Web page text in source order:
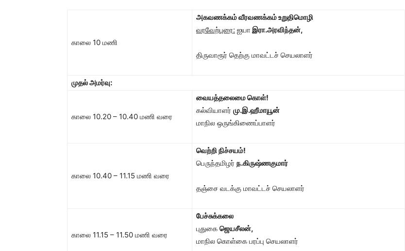
காலை 10 மணி
அகவணக்கம் வீரவணக்கம் உறுதிமொழி
வரவேற்புரை: ஐயா இரா.அரவிந்தன்,
திருவாரூர் தெற்கு மாவட்டச் செயலாளர்
முதல் அமர்வு:
காலை 10.20 – 10.40 மணி வரை
வையத்தலைமை கொள்!
கல்வியாளர் மு.இ.ஹீமாயூன்
மாநில ஒருங்கிணைப்பாளர்
காலை 10.40 – 11.15 மணி வரை
வெற்றி நிச்சயம்!
பெருந்தமிழர் ந.கிருஷ்ணகுமார்
தஞ்சை வடக்கு மாவட்டச் செயலாளர்
காலை 11.15 – 11.50 மணி வரை
பேச்சுக்கலை
புதுகை ஜெயசீலன்,
மாநில கொள்கை பரப்பு செயலாளர்